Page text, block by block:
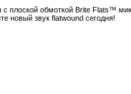
плоской обмоткой Brite Flats™
новый звук flatwound сегодня!